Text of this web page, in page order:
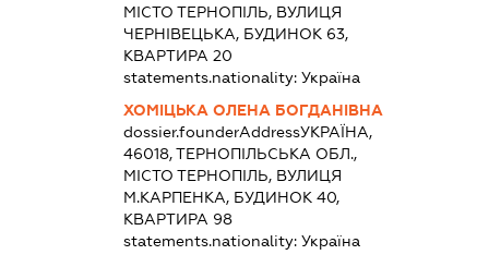
МІСТО ТЕРНОПІЛЬ, ВУЛИЦЯ
ЧЕРНІВЕЦЬКА, БУДИНОК 63,
КВАРТИРА 20
statements.nationality:Україна
ХОМІЦЬКА ОЛЕНА БОГДАНІВНА
dossier.founderAddressУКРАЇНА,
46018, ТЕРНОПІЛЬСЬКА ОБЛ.,
МІСТО ТЕРНОПІЛЬ, ВУЛИЦЯ
М.КАРПЕНКА, БУДИНОК 40,
КВАРТИРА 98
statements.nationality:Україна